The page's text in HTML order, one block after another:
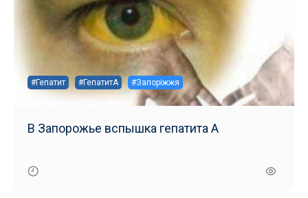
#Гепатит #ГепатитА #Запоріжжя
В Запорожье вспышка гепатита А